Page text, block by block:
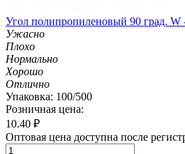
Угол полипропиленовый 90 град.
Ужасно
Плохо
Нормально
Хорошо
Отлично
Упаковка: 100/500
Розничная цена:
10.40 ₽
Оптовая цена доступна после